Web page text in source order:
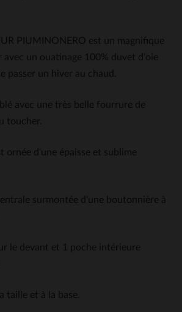
PIUMINONERO est un magnifique
avec un ouatinage 100% duvet d'oie
passer un hiver au chaud.
avec une très belle fourrure de
toucher.
ornée d'une épaisse et sublime
surmontée d'une boutonnière à
le devant et 1 poche intérieure
taille et à la base.